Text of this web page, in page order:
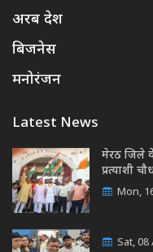
अरब देश
बिजनेस
मनोरंजन
Latest News
मेरठ जिले
प्रत्याशी
Mon,
Sat, 08